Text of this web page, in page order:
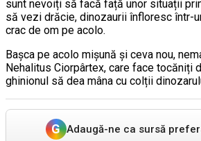
sunt nevoiți să facă față unor situații
să vezi drăcie, dinozaurii înfloresc într-
crac de om pe acolo.
Bașca pe acolo mișună și ceva nou,
Nehalitus Ciorpârtex, care face tocăniți
ghinionul să dea mâna cu colții
G Adaugă-ne ca sursă